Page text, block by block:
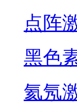
点阵
黑色
氦氖